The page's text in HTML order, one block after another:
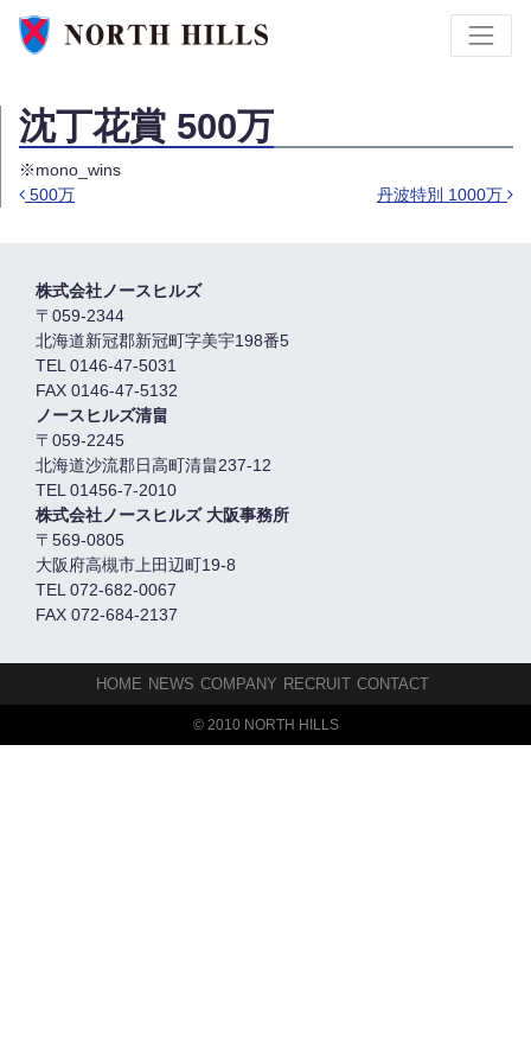
沈丁花賞 500万
※mono_wins
500万 丹波特別 1000万
株式会社ノースヒルズ
〒059-2344
北海道新冠郡新冠町字美宇198番5
TEL 0146-47-5031
FAX 0146-47-5132
ノースヒルズ清畠
〒059-2245
北海道沙流郡日高町清畠237-12
TEL 01456-7-2010
株式会社ノースヒルズ 大阪事務所
〒569-0805
大阪府高槻市上田辺町19-8
TEL 072-682-0067
FAX 072-684-2137
HOME NEWS COMPANY RECRUIT CONTACT
© 2010 NORTH HILLS